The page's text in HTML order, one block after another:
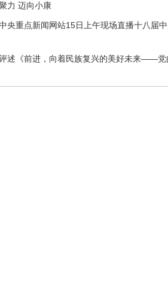
力 迈向小康
央重点新闻网站15日上午现场直播十八届
述《前进，向着民族复兴的美好未来——党